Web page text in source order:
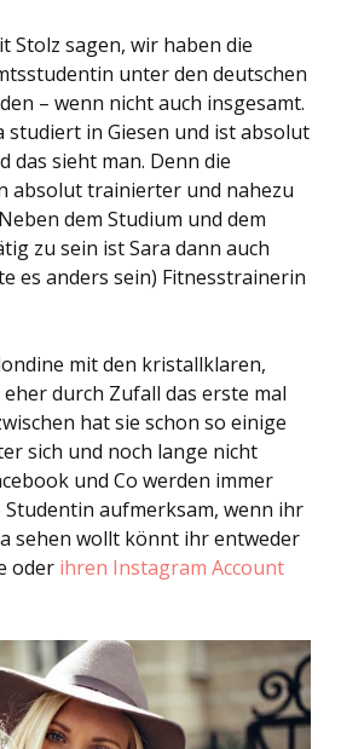
Stolz sagen, wir haben die
unter den deutschen
– wenn nicht auch insgesamt.
studiert in Giesen und ist absolut
das sieht man. Denn die
absolut trainierter und nahezu
dem Studium und dem
zu sein ist Sara dann auch
es anders sein) Fitnesstrainerin
mit den kristallklaren,
durch Zufall das erste mal
hat sie schon so einige
sich und noch lange nicht
und Co werden immer
aufmerksam, wenn ihr
sehen wollt könnt ihr entweder
oder ihren Instagram Account